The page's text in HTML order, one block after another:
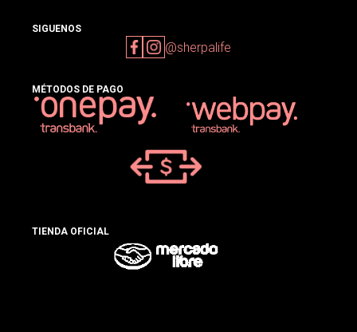
SIGUENOS
@sherpalife
MÉTODOS DE PAGO
TIENDA OFICIAL